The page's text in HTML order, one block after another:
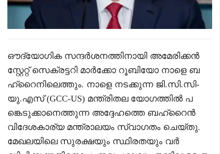
ഔദ്യോഗിക സന്ദർശനത്തിനായി അമേരിക്കൻ
സ്റ്റേറ്റ് സെക്രട്ടറി മാർക്കോ റൂബിയോ നാളെ ബ
ഹ്‌റൈനിലെത്തും. നാളെ നടക്കുന്ന ജി.സി.സി-
യു.എസ് (GCC-US) മന്ത്രിതല യോഗത്തിൽ പ
ങ്കെടുക്കാനെത്തുന്ന അദ്ദേഹത്തെ ബഹ്റൈൻ
വിദേശകാര്യ മന്ത്രാലയം സ്വാഗതം ചെയ്തു.
മേഖലയിലെ സുരക്ഷയും സ്ഥിരതയും വർ